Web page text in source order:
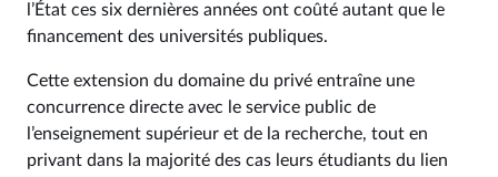
l’État ces six dernières années ont coûté autant que le
financement des universités publiques.
Cette extension du domaine du privé entraîne une
concurrence directe avec le service public de
l’enseignement supérieur et de la recherche, tout en
privant dans la majorité des cas leurs étudiants du lien